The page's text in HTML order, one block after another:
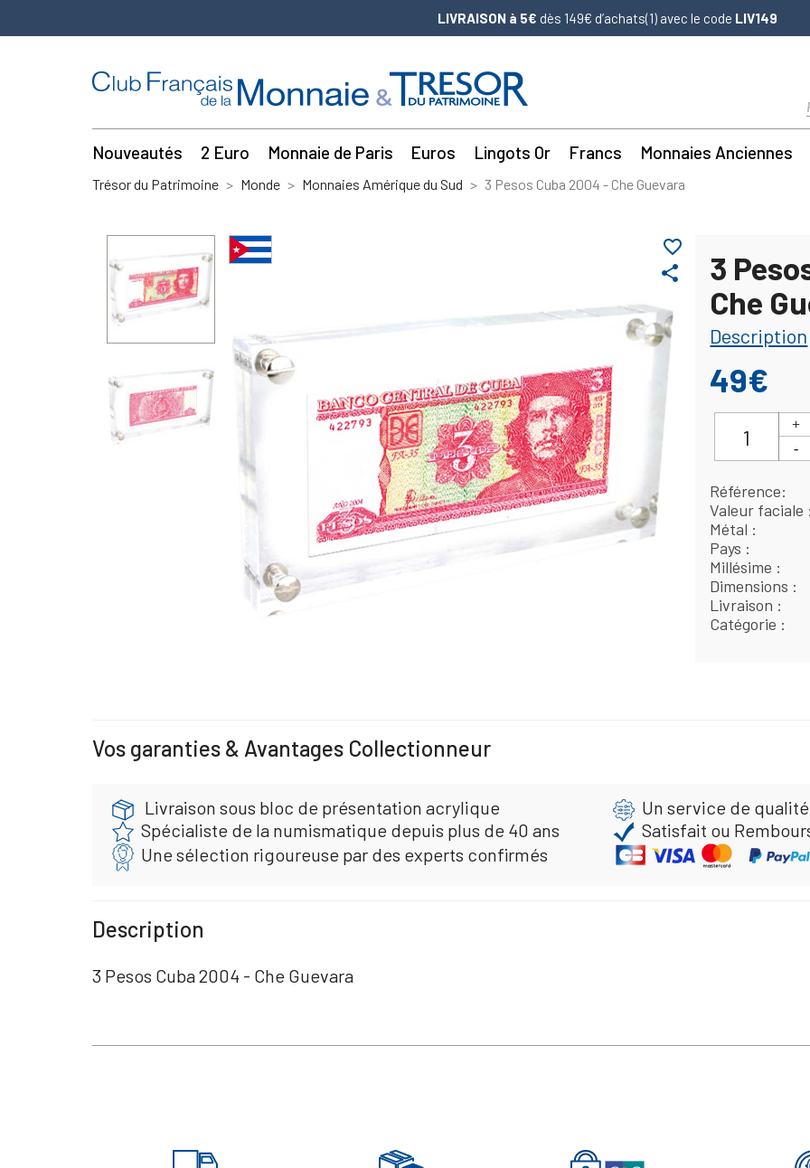
LIVRAISON à 5€ dès 149€ d’achats(1) avec le code LIV149
Nouveautés 2 Euro Monnaie de Paris Euros Lingots Or Francs Monnaies Anciennes
Trésor du Patrimoine Monde Monnaies Amérique du Sud 3 Pesos Cuba 2004 - Che Guevara
share
favorite_border
3
Che
Description
49€
Référence
Valeur faciale
Métal
Pays
Millésime
Dimensions
Livraison
Catégorie
Vos garanties & Avantages Collectionneur
Livraison sous bloc de présentation acrylique
Un service de
Spécialiste de la numismatique depuis plus de 40 ans
Satisfait ou
Une sélection rigoureuse par des experts confirmés
Description
3 Pesos Cuba 2004 - Che Guevara